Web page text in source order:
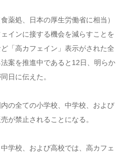
薬処、日本の厚生労働省に相当）
インに接する機会を減らすことを
「高カフェイン」表示がされた全
案を推進中であると12日、明らか
日に伝えた。
の全ての小学校、中学校、および
が禁止されることになる。
学校、および高校では、高カフェ